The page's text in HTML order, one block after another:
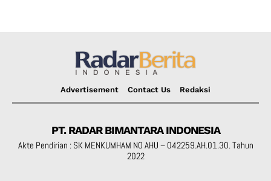
Advertisement Contact Us Redaksi
PT. RADAR BIMANTARA INDONESIA
Akte Pendirian : SK MENKUMHAM NO AHU – 042259.AH.01.30. Tahun
2022